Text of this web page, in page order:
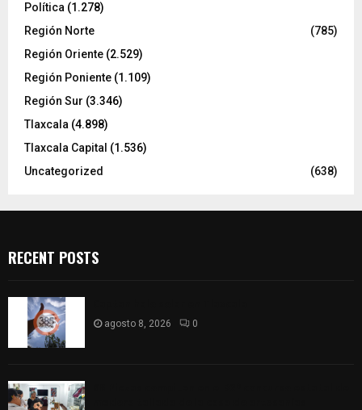
Política (1.278)
Región Norte
(785)
Región Oriente (2.529)
Región Poniente (1.109)
Región Sur (3.346)
Tlaxcala (4.898)
Tlaxcala Capital (1.536)
Uncategorized
(638)
RECENT POSTS
agosto 8, 2026 0